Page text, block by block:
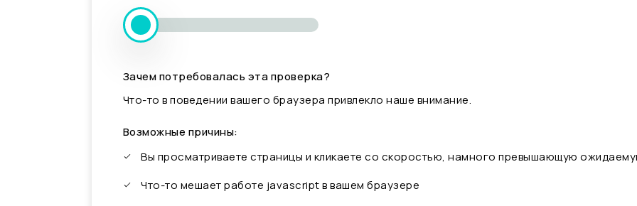
Зачем потребовалась эта проверка?
Что-то в поведении вашего браузера привлекло наше внимание.
Возможные причины:
Вы просматриваете страницы и кликаете со скоростью, намного превышающую
Что-то мешает работе javascript в вашем браузере